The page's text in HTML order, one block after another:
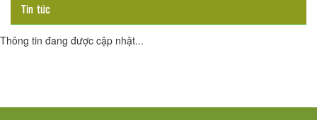
Tin tức
Thông tin đang được cập nhật...